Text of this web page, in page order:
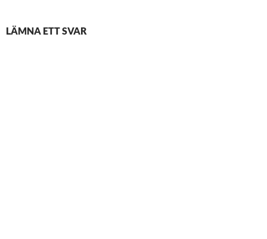
LÄMNA ETT SVAR